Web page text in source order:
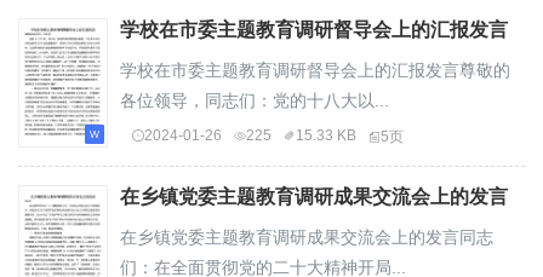
学校在市委主题教育调研督导会上的汇报发言
学校在市委主题教育调研督导会上的汇报发言尊敬的
各位领导，同志们：党的十八大以...
2024-01-26 225 15.33 KB 5页
在乡镇党委主题教育调研成果交流会上的发言
在乡镇党委主题教育调研成果交流会上的发言同志
们：在全面贯彻党的二十大精神开局...